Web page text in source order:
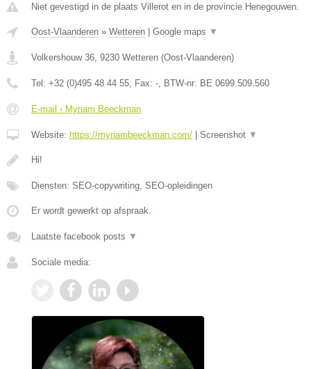
Niet gevestigd in de plaats Villerot en in de provincie Henegouwen.
Oost-Vlaanderen » Wetteren Google maps ▼
Volkershouw 36 9230 Wetteren (Oost-Vlaanderen)
Tel: +32 (0)495 48 44 55 , Fax: - , BTW-nr: BE 0699.509.560
E-mail › Myriam Beeckman
Website: https://myriambeeckman.com/ Screenshot ▼
Hi!
Diensten: SEO-copywriting, SEO-opleidingen
Er wordt gewerkt op afspraak.
Laatste facebook posts ▼
Sociale media: